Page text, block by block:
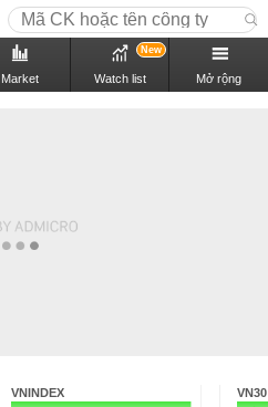
Market Watch list
New
Mở rộng
VNINDEX VN30